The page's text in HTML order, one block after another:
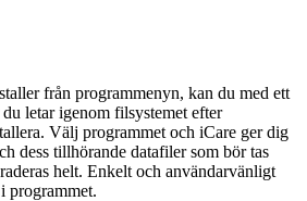
från programmenyn, kan du med ett
letar igenom filsystemet efter
Välj programmet och iCare ger dig
dess tillhörande datafiler som bör tas
helt. Enkelt och användarvänligt
programmet.